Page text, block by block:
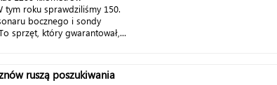
tym roku sprawdziliśmy 150.
bocznego i sondy
sprzęt, który gwarantował,...
znów ruszą poszukiwania